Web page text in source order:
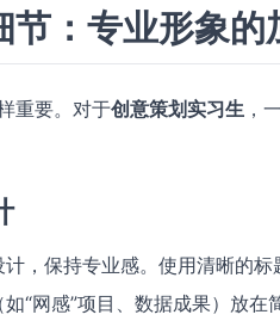
节：专业形象的
重要。对于创意策划实习生 ，
计，保持专业感。使用清晰的
如“网感”项目、数据成果）放在